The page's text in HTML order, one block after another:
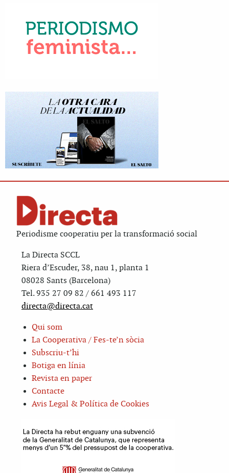
Periodisme cooperatiu per la transformació social
La Directa SCCL
Riera d’Escuder, 38, nau 1, planta 1
08028 Sants (Barcelona)
Tel. 935 27 09 82 / 661 493 117
directa@directa.cat
Qui som
La Cooperativa / Fes-te’n sòcia
Subscriu-t’hi
Botiga en línia
Revista en paper
Contacte
Avis Legal & Política de Cookies